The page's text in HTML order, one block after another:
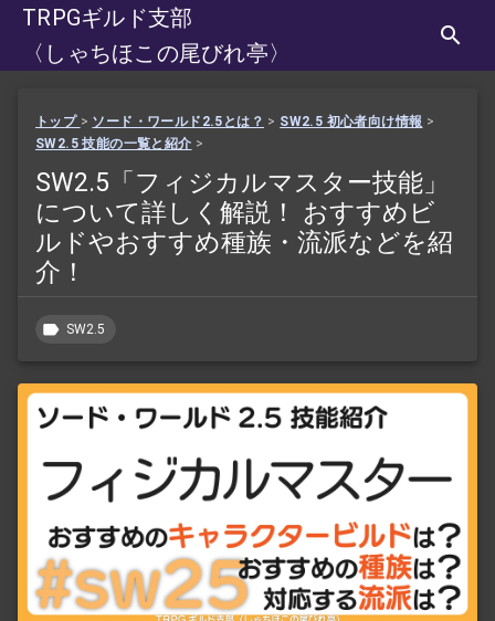
TRPGギルド支部
〈しゃちほこの尾びれ亭〉
トップ > ソード・ワールド2.5とは？ > SW2.5 初心者向け情報 >
SW2.5 技能の一覧と紹介 >
SW2.5「フィジカルマスター技能」
について詳しく解説！ おすすめビ
ルドやおすすめ種族・流派などを紹
介！
SW2.5